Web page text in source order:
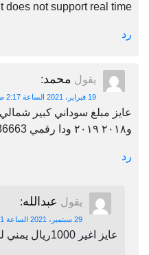
It does not support real time
رد
يقول محمد:
19 فبراير، 2021 الساعة 2:17 ص
و٢٠١٨ ٢٠١٩ ودا رقمي 01125436663
رد
يقول عبدالله:
29 سبتمبر، 2021 الساعة 10:01 ص
عايز اغير 1000ريال يمني لجنيه مصري